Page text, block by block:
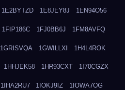
1E2BYTZD 1E8JEY8J 1EN94O56
1FIP186C 1FJ0BB6J 1FM8AVFQ
1GRISVQA 1GWILLXI 1H4L4ROK
1HHJEK58 1HR93CXT 1I70CGZX
1IHA2RU7 1IOKJ9IZ 1IOWA7OG